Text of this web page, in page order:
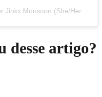
desse artigo?